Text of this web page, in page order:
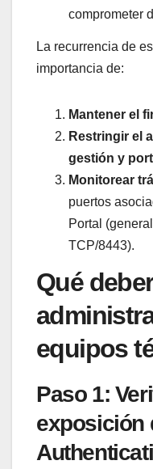
comprometer
La recurrencia de
importancia de:
Mantener el
Restringir el
gestión y
Monitorear
puertos
Portal
TCP/8443).
Qué
equipos
Paso 1:
exposición